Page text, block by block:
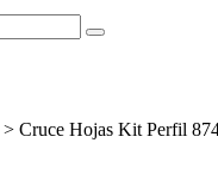
> Cruce Hojas Kit Perfil